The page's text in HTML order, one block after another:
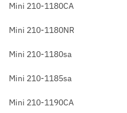
Mini 210-1180CA
Mini 210-1180NR
Mini 210-1180sa
Mini 210-1185sa
Mini 210-1190CA